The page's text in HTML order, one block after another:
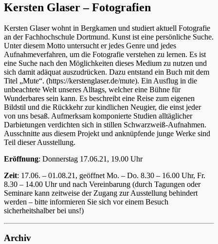
Kersten Glaser – Fotografien
Kersten Glaser wohnt in Bergkamen und studiert aktuell Fotografie
an der Fachhochschule Dortmund. Kunst ist eine persönliche Suche.
Unter diesem Motto untersucht er jedes Genre und jedes
Aufnahmeverfahren, um die Fotografie verstehen zu lernen. Es ist
eine Suche nach den Möglichkeiten dieses Medium zu nutzen und
sich damit adäquat auszudrücken. Dazu entstand ein Buch mit dem
Titel „Mute“. (https://kerstenglaser.de/mute). Ein Ausflug in die
unbeachtete Welt unseres Alltags, welcher eine Bühne für
Wunderbares sein kann. Es beschreibt eine Reise zum eigenen
Bildstil und die Rückkehr zur kindlichen Neugier, die einst jeder
von uns besaß. Aufmerksam komponierte Studien alltäglicher
Darbietungen verdichten sich in stillen Schwarzweiß-Aufnahmen.
Ausschnitte aus diesem Projekt und anknüpfende junge Werke sind
Teil dieser Ausstellung.
Eröffnung: Donnerstag 17.06.21, 19.00 Uhr
Zeit: 17.06. – 01.08.21, geöffnet Mo. – Do. 8.30 – 16.00 Uhr, Fr.
8.30 – 14.00 Uhr und nach Vereinbarung (durch Tagungen oder
Seminare kann zeitweise der Zugang zur Ausstellung behindert
werden – bitte informieren Sie sich vor einem Besuch
sicherheitshalber bei uns!)
Archiv